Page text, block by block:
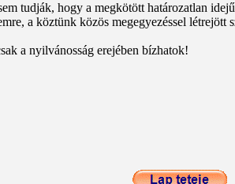
tudják, hogy a megkötött határozatlan
a köztünk közös megegyezéssel létrejött
a nyilvánosság erejében bízhatok!